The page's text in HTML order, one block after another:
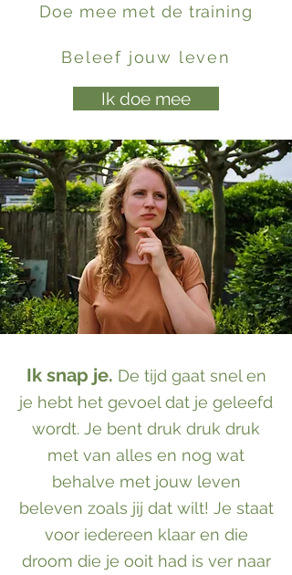
Doe mee met de training
Beleef jouw leven
Ik doe mee
Ik snap je. De tijd gaat snel en
je hebt het gevoel dat je geleefd
wordt. Je bent druk druk druk
met van alles en nog wat
behalve met jouw leven
beleven zoals jij dat wilt! Je staat
voor iedereen klaar en die
droom die je ooit had is ver naar